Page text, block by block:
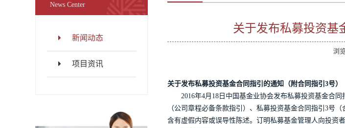
News Center
新闻动态
项目资讯
关于发布私募投资基
浏
关于发布私募投资基金合同指引的通知（附合同指引3号）
2016年4月18日中国基金业协会发布私募投资基金合
（公司章程必备条款指引）、私募投资基金合同指引3号
含有虚假内容或误导性陈述。订明私募基金管理人向投资